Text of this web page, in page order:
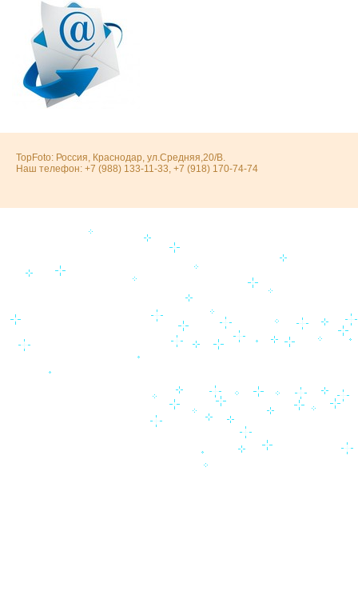
TopFoto: Россия, Краснодар, ул.Средняя,20/В.
Наш телефон: +7 (988) 133-11-33, +7 (918) 170-74-74